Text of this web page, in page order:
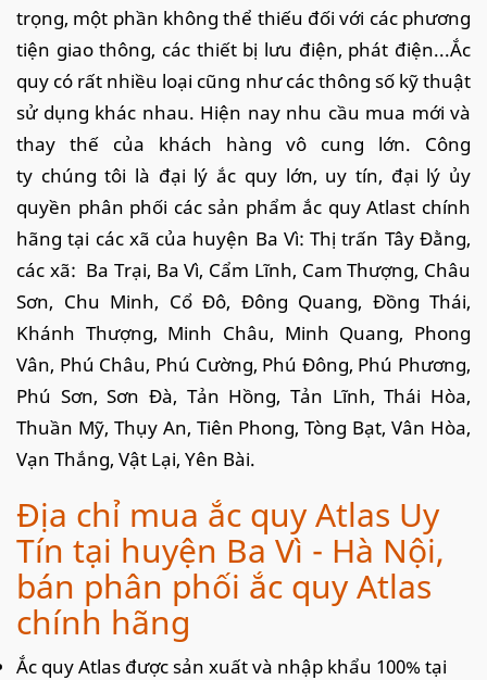
trọng, một phần không thể thiếu đối với các phương
tiện giao thông, các thiết bị lưu điện, phát điện...Ắc
quy có rất nhiều loại cũng như các thông số kỹ thuật
sử dụng khác nhau. Hiện nay nhu cầu mua mới và
thay thế của khách hàng vô cung lớn. Công
ty chúng tôi là đại lý ắc quy lớn, uy tín, đại lý ủy
quyền phân phối các sản phẩm ắc quy Atlast chính
hãng tại các xã của huyện Ba Vì: Thị trấn Tây Đằng,
các xã: Ba Trại, Ba Vì, Cẩm Lĩnh, Cam Thượng, Châu
Sơn, Chu Minh, Cổ Đô, Đông Quang, Đồng Thái,
Khánh Thượng, Minh Châu, Minh Quang, Phong
Vân, Phú Châu, Phú Cường, Phú Đông, Phú Phương,
Phú Sơn, Sơn Đà, Tản Hồng, Tản Lĩnh, Thái Hòa,
Thuần Mỹ, Thụy An, Tiên Phong, Tòng Bạt, Vân Hòa,
Vạn Thắng, Vật Lại, Yên Bài.
Địa chỉ mua ắc quy Atlas Uy
Tín tại huyện Ba Vì - Hà Nội,
bán phân phối ắc quy Atlas
chính hãng
Ắc quy Atlas được sản xuất và nhập khẩu 100% tại